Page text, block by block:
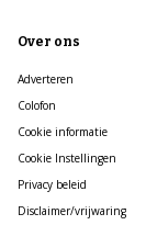
Over ons
Adverteren
Colofon
Cookie informatie
Cookie Instellingen
Privacy beleid
Disclaimer/vrijwaring